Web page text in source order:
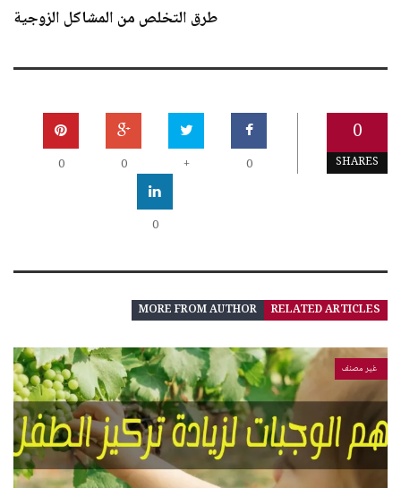
طرق التخلص من المشاكل الزوجية
0
SHARES
0
+
0
0
0
RELATED ARTICLES
MORE FROM AUTHOR
غير مصنف